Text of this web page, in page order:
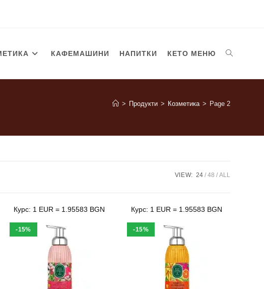
КАФЕМАШИНИ НАПИТКИ КЕТО МЕНЮ TOGGLE
WEBSITE
> Продукти > Козметика > Page 2
VIEW: 24 48 ALL
Курс: 1 EUR = 1.95583 BGN
-15%
Курс: 1 EUR = 1.95583 BGN
-15%